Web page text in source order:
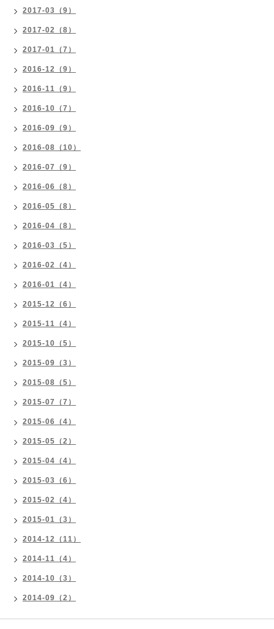
2017-03（9）
2017-02（8）
2017-01（7）
2016-12（9）
2016-11（9）
2016-10（7）
2016-09（9）
2016-08（10）
2016-07（9）
2016-06（8）
2016-05（8）
2016-04（8）
2016-03（5）
2016-02（4）
2016-01（4）
2015-12（6）
2015-11（4）
2015-10（5）
2015-09（3）
2015-08（5）
2015-07（7）
2015-06（4）
2015-05（2）
2015-04（4）
2015-03（6）
2015-02（4）
2015-01（3）
2014-12（11）
2014-11（4）
2014-10（3）
2014-09（2）